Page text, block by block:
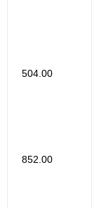
504.00
852.00